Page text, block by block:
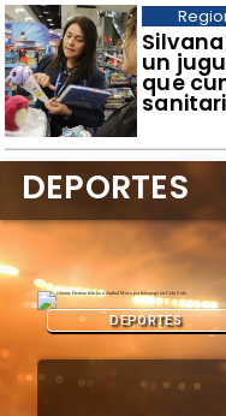
un
que
DEPORTES
DEPORTES